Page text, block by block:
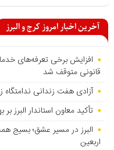
آخرین اخبار امروز کرج و البرز
افزایش برخی تعرفه‌های
قانونی متوقف شد
آزادی هفت زندانی
تأکید معاون استاندار البرز
البرز در مسیر عشق؛ بسیج
اربعین